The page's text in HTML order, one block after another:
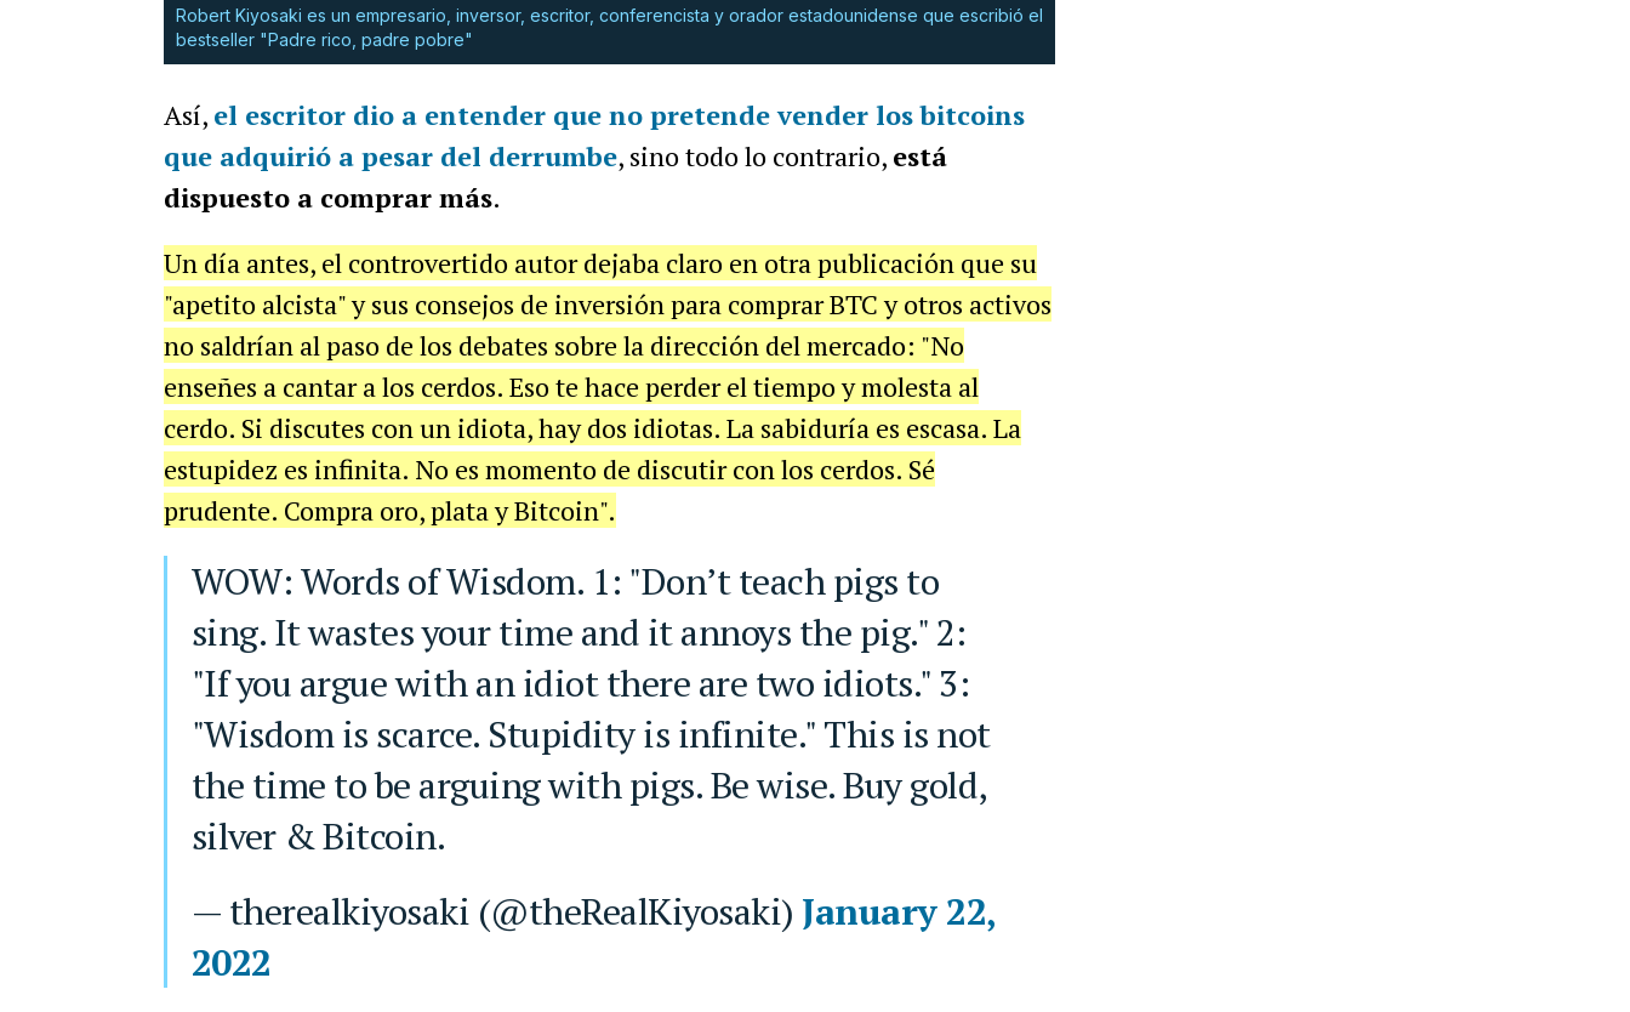
Robert Kiyosaki es un empresario, inversor, escritor, conferencista y orador estadounidense que escribió el
bestseller "Padre rico, padre pobre"
Así, el escritor dio a entender que no pretende vender los bitcoins
que adquirió a pesar del derrumbe, sino todo lo contrario, está
dispuesto a comprar más.
Un día antes, el controvertido autor dejaba claro en otra publicación que su
"apetito alcista" y sus consejos de inversión para comprar BTC y otros activos
no saldrían al paso de los debates sobre la dirección del mercado: "No
enseñes a cantar a los cerdos. Eso te hace perder el tiempo y molesta al
cerdo. Si discutes con un idiota, hay dos idiotas. La sabiduría es escasa. La
estupidez es infinita. No es momento de discutir con los cerdos. Sé
prudente. Compra oro, plata y Bitcoin".
WOW: Words of Wisdom. 1: "Don’t teach pigs to
sing. It wastes your time and it annoys the pig." 2:
"If you argue with an idiot there are two idiots." 3:
"Wisdom is scarce. Stupidity is infinite." This is not
the time to be arguing with pigs. Be wise. Buy gold,
silver & Bitcoin.
— therealkiyosaki (@theRealKiyosaki) January 22,
2022